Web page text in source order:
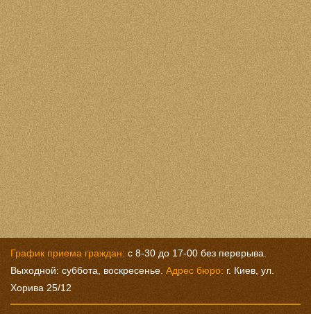
График приема граждан: с 8-30 до 17-00 без перерыва.
Выходной: суббота, воскресенье. Адрес бюро: г. Киев, ул.
Хорива 25/12